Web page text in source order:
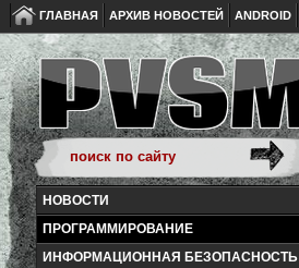
ГЛАВНАЯ АРХИВ НОВОСТЕЙ ANDROID
НОВОСТИ
ПРОГРАММИРОВАНИЕ
ИНФОРМАЦИОННАЯ БЕЗОПАСНОСТЬ